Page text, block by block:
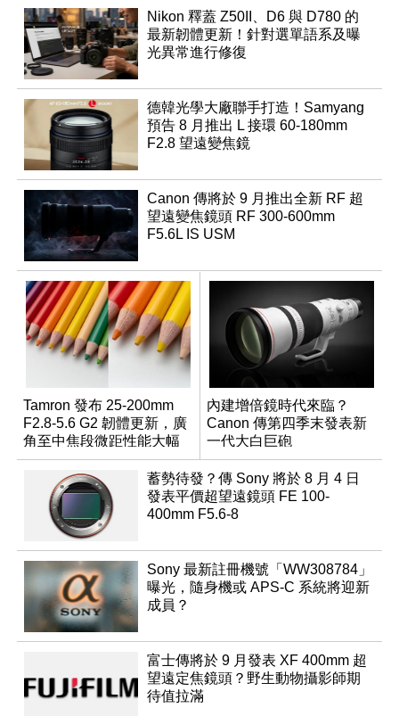
Nikon 釋蓋 Z50II、D6 與 D780 的
最新韌體更新！針對選單語系及曝
光異常進行修復
德韓光學大廠聯手打造！Samyang
預告 8 月推出 L 接環 60-180mm
F2.8 望遠變焦鏡
Canon 傳將於 9 月推出全新 RF 超
望遠變焦鏡頭 RF 300-600mm
F5.6L IS USM
Tamron 發布 25-200mm
F2.8-5.6 G2 韌體更新，廣
角至中焦段微距性能大幅
升級
內建增倍鏡時代來臨？
Canon 傳第四季末發表新
一代大白巨砲
蓄勢待發？傳 Sony 將於 8 月 4 日
發表平價超望遠鏡頭 FE 100-
400mm F5.6-8
Sony 最新註冊機號「WW308784」
曝光，隨身機或 APS-C 系統將迎新
成員？
富士傳將於 9 月發表 XF 400mm 超
望遠定焦鏡頭？野生動物攝影師期
待值拉滿